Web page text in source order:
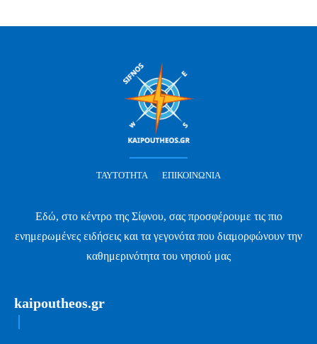
ΤΑΥΤΌΤΗΤΑ ΕΠΙΚΟΙΝΩΝΊΑ
Εδώ, στο κέντρο της Σίφνου, σας προσφέρουμε τις πιο
ενημερωμένες ειδήσεις και τα γεγονότα που διαμορφώνουν την
καθημερινότητα του νησιού μας
kaipoutheos.gr